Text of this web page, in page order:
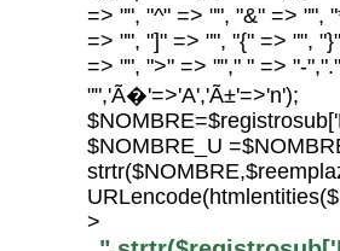
=> "", "^" => "", "&" => "",
=> "", "]" => "", "{" => "",
=> "", ">" => ""," " => "-
"",'Ã�'=>'A','Ã±'=>'n');
$NOMBRE_U
>